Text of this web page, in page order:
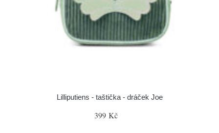
Lilliputiens - taštička - dráček Joe
399 Kč